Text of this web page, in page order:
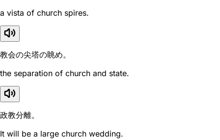
a vista of church spires.
教会の尖塔の眺め。
the separation of church and state.
政教分離。
It will be a large church wedding.